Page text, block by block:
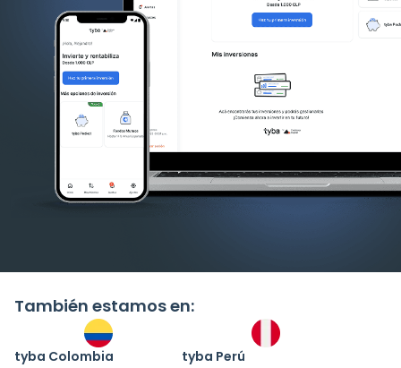
También estamos en:
tyba Colombia tyba Perú